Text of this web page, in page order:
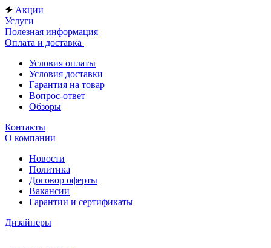
Акции
Услуги
Полезная информация
Оплата и доставка
Условия оплаты
Условия доставки
Гарантия на товар
Вопрос-ответ
Обзоры
Контакты
О компании
Новости
Политика
Договор оферты
Вакансии
Гарантии и сертификаты
Дизайнеры